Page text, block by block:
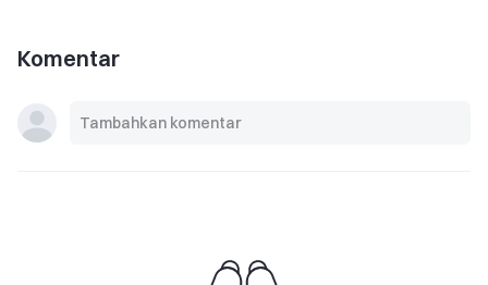
Komentar